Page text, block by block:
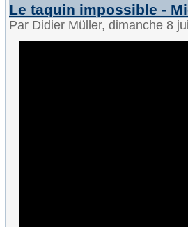
Le taquin impossible -
Par Didier Müller, dimanche 8